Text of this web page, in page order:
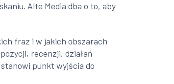
Alte Media dba o to, aby
fraz i w jakich obszarach
recenzji, działań
punkt wyjścia do